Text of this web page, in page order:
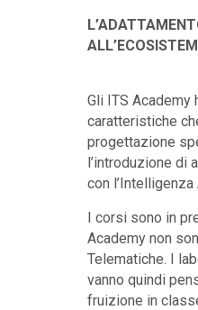
Gli ITS Academy
caratteristiche
progettazione
l’introduzione di
con
I corsi sono in
Academy non
Telematiche. I
vanno quindi
fruizione in